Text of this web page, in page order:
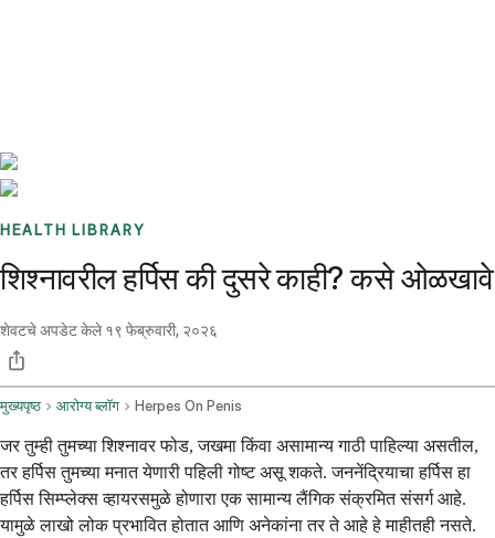
HEALTH LIBRARY
शिश्नावरील हर्पिस की दुसरे काही? कसे ओळखावे
शेवटचे अपडेट केले १९ फेब्रुवारी, २०२६
मुख्यपृष्ठ आरोग्य ब्लॉग Herpes On Penis
जर तुम्ही तुमच्या शिश्नावर फोड, जखमा किंवा असामान्य गाठी पाहिल्या असतील,
तर हर्पिस तुमच्या मनात येणारी पहिली गोष्ट असू शकते. जननेंद्रियाचा हर्पिस हा
हर्पिस सिम्प्लेक्स व्हायरसमुळे होणारा एक सामान्य लैंगिक संक्रमित संसर्ग आहे.
यामुळे लाखो लोक प्रभावित होतात आणि अनेकांना तर ते आहे हे माहीतही नसते.